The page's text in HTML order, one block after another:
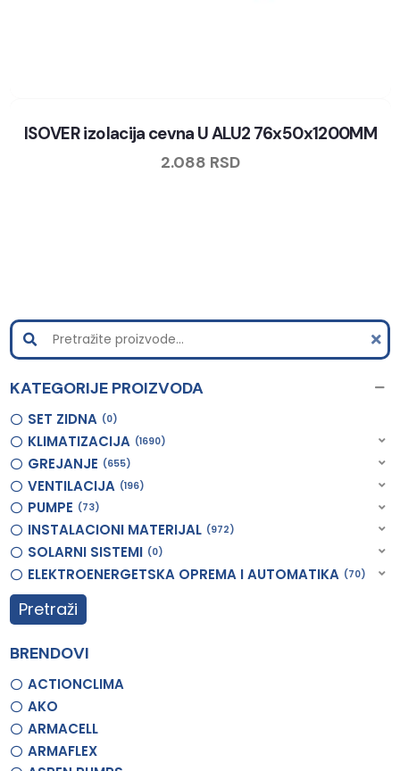
ISOVER izolacija cevna U ALU2 76x50x1200MM
2.088 RSD
KATEGORIJE PROIZVODA
SET ZIDNA 0
KLIMATIZACIJA 1690
GREJANJE 655
VENTILACIJA 196
PUMPE 73
INSTALACIONI MATERIJAL 972
SOLARNI SISTEMI 0
ELEKTROENERGETSKA OPREMA I AUTOMATIKA 70
Pretraži
BRENDOVI
ACTIONCLIMA
AKO
ARMACELL
ARMAFLEX